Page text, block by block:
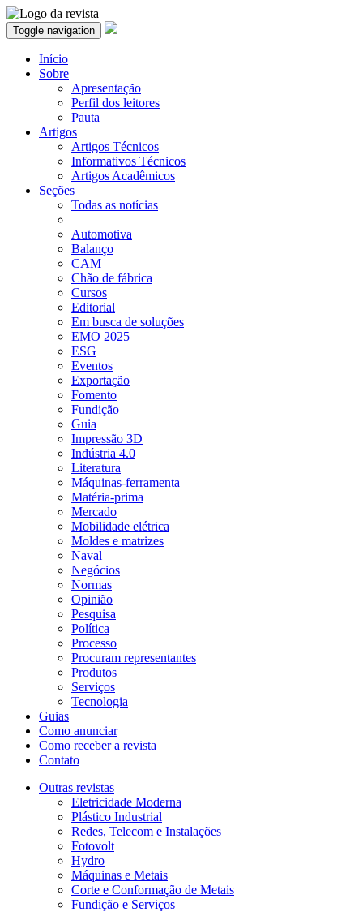
Toggle navigation
Início
Sobre
Apresentação
Perfil dos leitores
Pauta
Artigos
Artigos Técnicos
Informativos Técnicos
Artigos Acadêmicos
Seções
Todas as notícias
Automotiva
Balanço
CAM
Chão de fábrica
Cursos
Editorial
Em busca de soluções
EMO 2025
ESG
Eventos
Exportação
Fomento
Fundição
Guia
Impressão 3D
Indústria 4.0
Literatura
Máquinas-ferramenta
Matéria-prima
Mercado
Mobilidade elétrica
Moldes e matrizes
Naval
Negócios
Normas
Opinião
Pesquisa
Política
Processo
Procuram representantes
Produtos
Serviços
Tecnologia
Guias
Como anunciar
Como receber a revista
Contato
Outras revistas
Eletricidade Moderna
Plástico Industrial
Redes, Telecom e Instalações
Fotovolt
Hydro
Máquinas e Metais
Corte e Conformação de Metais
Fundição e Serviços